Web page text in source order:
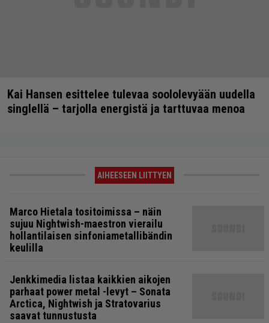
Kai Hansen esittelee tulevaa soololevyään uudella
singlellä – tarjolla energistä ja tarttuvaa menoa
AIHEESEEN LIITTYEN
Marco Hietala tositoimissa – näin
sujuu Nightwish-maestron vierailu
hollantilaisen sinfoniametallibändin
keulilla
Jenkkimedia listaa kaikkien aikojen
parhaat power metal -levyt – Sonata
Arctica, Nightwish ja Stratovarius
saavat tunnustusta